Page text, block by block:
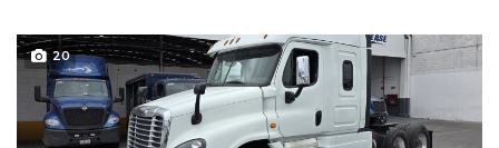
20